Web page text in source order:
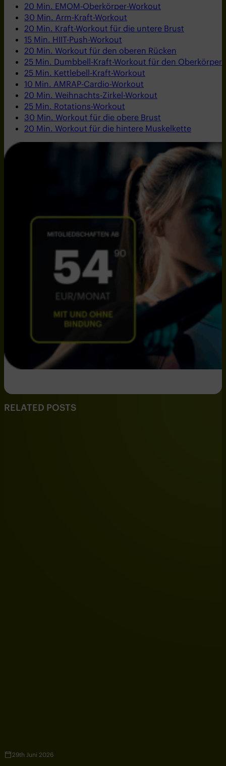
20 Min. EMOM-Oberkörper-Workout
30 Min. Arm-Kraft-Workout
20 Min. Kraft-Workout für die untere Brust
15 Min. HIIT-Push-Workout
20 Min. Workout für den oberen Rücken
25 Min. Dumbbell-Kraft-Workout für den Oberkörper
25 Min. Kettlebell-Kraft-Workout
10 Min. AMRAP-Cardio-Workout
20 Min. Weihnachts-Zirkel-Workout
25 Min. Rotations-Workout
30 Min. Workout für die obere Brust
20 Min. Workout für die hintere Muskelkette
RELATED POSTS
29th Juni 2026